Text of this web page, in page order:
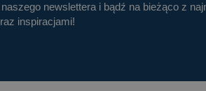
newslettera i bądź na bieżąco z
inspiracjami!